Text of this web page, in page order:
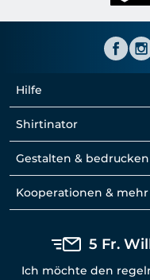
Hilfe
Shirtinator
Gestalten & bedrucken
Kooperationen & mehr
5 Fr.
Ich möchte den